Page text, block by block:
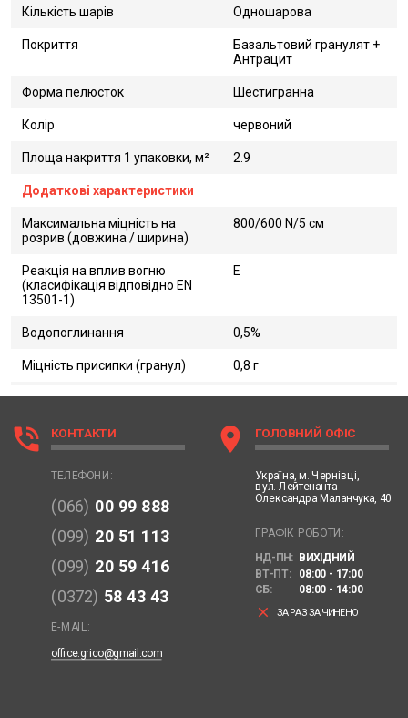
Кількість шарів Одношарова
Покриття
Базальтовий гранулят +
Антрацит
Форма пелюсток Шестигранна
Колір червоний
Площа накриття 1 упаковки, м² 2.9
Додаткові характеристики
Максимальна міцність на
розрив (довжина / ширина)
800/600 N/5 см
Реакція на вплив вогню
(класифікація відповідно EN
13501-1)
Е
Водопоглинання 0,5%
Міцність присипки (гранул) 0,8 г
phone_in_talk КОНТАКТИ
ТЕЛЕФОНИ:
(066) 00 99 888
(099) 20 51 113
(099) 20 59 416
(0372) 58 43 43
E-MAIL:
office.grico@gmail.com
location_on ГОЛОВНИЙ ОФІС
Україна, м. Чернівці,
вул. Лейтенанта
Олександра Маланчука, 40
ГРАФІК РОБОТИ:
НД-ПН: ВИХІДНИЙ
ВТ-ПТ:
08:00 - 17:00
СБ:
08:00 - 14:00
clear ЗАРАЗ ЗАЧИНЕНО